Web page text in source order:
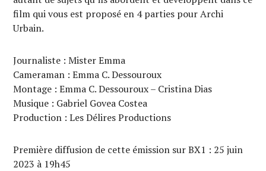
film qui vous est proposé en 4 parties pour Archi
Urbain.
Journaliste : Mister Emma
Cameraman : Emma C. Dessouroux
Montage : Emma C. Dessouroux – Cristina Dias
Musique : Gabriel Govea Costea
Production : Les Délires Productions
Première diffusion de cette émission sur BX1 : 25 juin
2023 à 19h45